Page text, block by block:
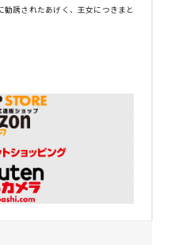
勧誘されたあげく、王女につきまと